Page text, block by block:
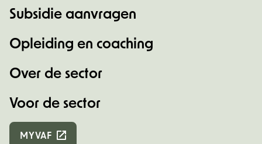
Subsidie aanvragen
Opleiding en coaching
Over de sector
Voor de sector
MYVAF